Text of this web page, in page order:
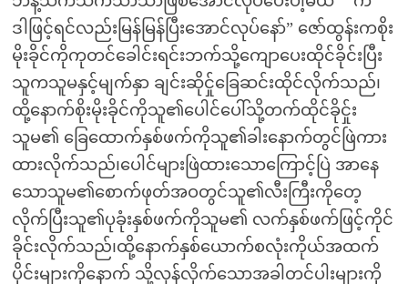
ဒါဖြင့်ရင်လည်းမြန်မြန်ပြီးအောင်လုပ်နော်” ဇော်ထွန်းကစိုး
မိုးခိုင်ကိုကုတင်ခေါင်းရင်းဘက်သို့ကျောပေးထိုင်ခိုင်းပြီး
သူကသူမနှင့်မျက်နှာ ချင်းဆိုင်ှုခြေဆင်းထိုင်လိုက်သည်၊
ထို့နောက်စိုးမိုးခိုင်ကိုသူ၏ပေါင်ပေါ်သို့တက်ထိုင်ခိုင်ှုး
သူမ၏ ခြေထောက်နှစ်ဖက်ကိုသူ၏ခါးနောက်တွင်ဖြဲကား
ထားလိုက်သည်၊ပေါင်များဖြဲထားသောကြောင့်ပြဲ အာနေ
သောသူမ၏စောက်ဖုတ်အဝတွင်သူ၏လီးကြီးကိုတေ့
လိုက်ပြီးသူ၏ပုခုံးနှစ်ဖက်ကိုသူမ၏ လက်နှစ်ဖက်ဖြင့်ကိုင်
ခိုင်းလိုက်သည်၊ထို့နောက်နှစ်ယောက်စလုံးကိုယ်အထက်
ပိုင်းများကိုနောက် သို့လှန်လိုက်သောအခါတင်ပါးများကို